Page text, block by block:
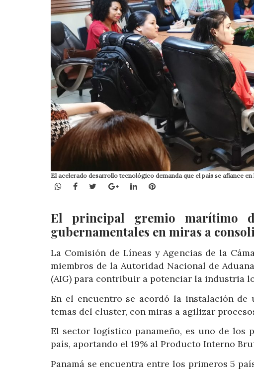
El acelerado desarrollo tecnológico demanda que el país se afiance
WhatsApp
Facebook
TwitterGoogle+LinkedInPinterest
El principal gremio marítimo
gubernamentales en miras a
La Comisión de Líneas y Agencias de la
miembros de la Autoridad Nacional de
(AIG) para contribuir a potenciar la industria
En el encuentro se acordó la instalación de
temas del cluster, con miras a agilizar
El sector logístico panameño, es uno de los
país, aportando el 19% al Producto Interno
Panamá se encuentra entre los primeros 5